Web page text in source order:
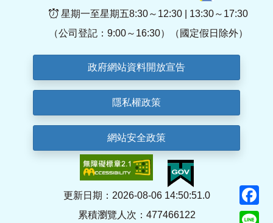
星期一至星期五8:30～12:30 | 13:30～17:30
（公司登記：9:00～16:30）（國定假日除外）
政府網站資料開放宣告
隱私權政策
網站安全政策
更新日期：2026-08-06 14:50:51.0
累積瀏覽人次：477466122